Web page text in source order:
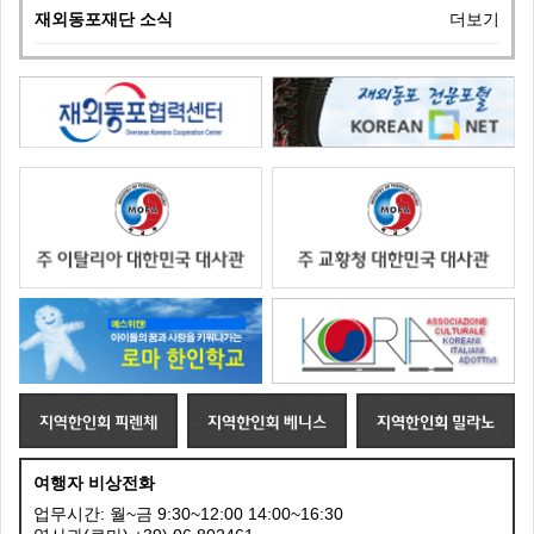
재외동포재단 소식 더보기
여행자 비상전화
업무시간: 월~금 9:30~12:00 14:00~16:30